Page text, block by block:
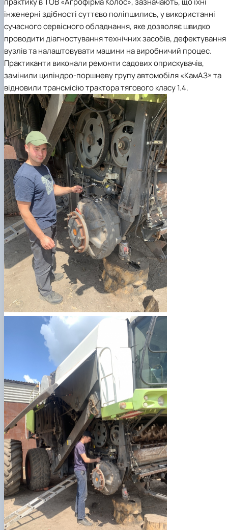
інженерні здібності суттєво поліпшились, у використанні
сучасного сервісного обладнання, яке дозволяє швидко
проводити діагностування технічних засобів, дефектування
вузлів та налаштовувати машини на виробничий процес.
Практиканти виконали ремонти садових оприскувачів,
замінили циліндро-поршневу групу автомобіля «КамАЗ» та
відновили трансмісію трактора тягового класу 1.4.